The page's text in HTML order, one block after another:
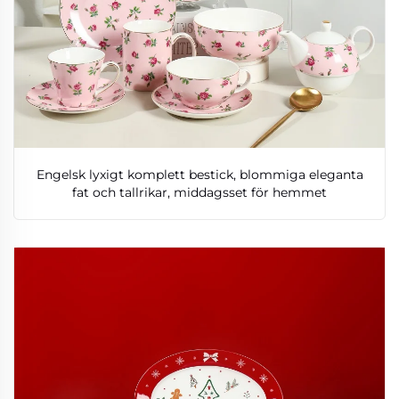
Engelsk lyxigt komplett bestick, blommiga eleganta
fat och tallrikar, middagsset för hemmet